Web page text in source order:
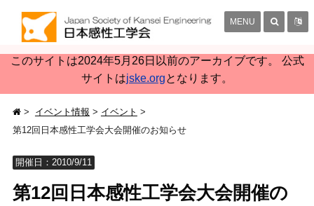
このサイトは2024年5月26日以前のアーカイブです。 公式
サイトはjske.orgとなります。
MENU
イベント情報
イベント
第12回日本感性工学会大会開催のお知らせ
開催日：2010/9/11
第12回日本感性工学会大会開催の